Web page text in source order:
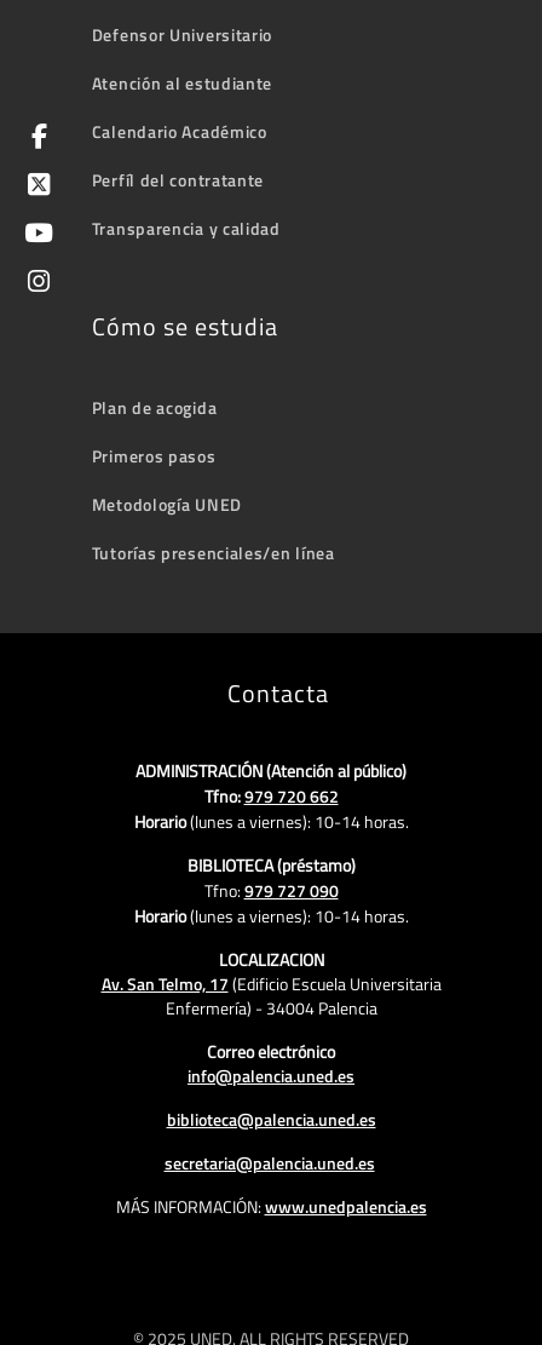
Defensor Universitario
Atención al estudiante
Calendario Académico
Perfíl del contratante
Transparencia y calidad
Cómo se estudia
Plan de acogida
Primeros pasos
Metodología UNED
Tutorías presenciales/en línea
Contacta
ADMINISTRACIÓN (Atención al público)
Tfno:979 720 662
Horario(lunes a viernes): 10-14 horas.
BIBLIOTECA (préstamo)
Tfno:979 727 090
Horario(lunes a viernes): 10-14 horas.
LOCALIZACION
Av. San Telmo, 17(Edificio Escuela Universitaria
Enfermería) - 34004 Palencia
Correo electrónico
info@palencia.uned.es
biblioteca@palencia.uned.es
secretaria@palencia.uned.es
MÁS INFORMACIÓN:www.unedpalencia.es
© 2025 UNED. ALL RIGHTS RESERVED